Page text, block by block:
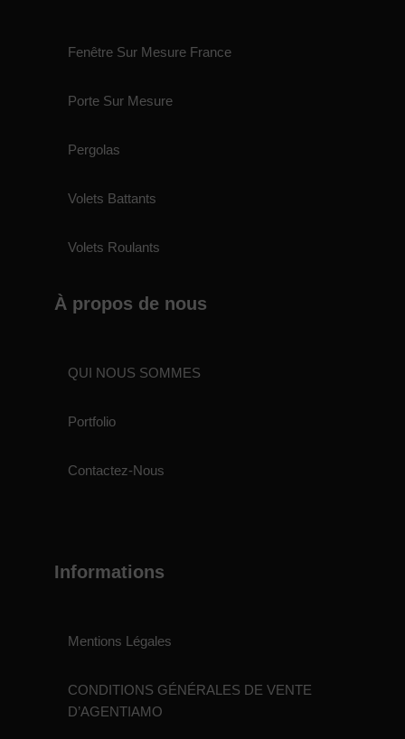
Fenêtre Sur Mesure France
Porte Sur Mesure
Pergolas
Volets Battants
Volets Roulants
À propos de nous
QUI NOUS SOMMES
Portfolio
Contactez-Nous
Informations
Mentions Légales
CONDITIONS GÉNÉRALES DE VENTE
D’AGENTIAMO